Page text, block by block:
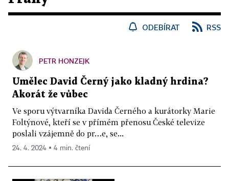
ODEBÍRAT RSS
PETR HONZEJK
Umělec David Černý jako kladný hrdina?
Akorát že vůbec
Ve sporu výtvarníka Davida Černého a kurátorky Marie
Foltýnové, kteří se v přímém přenosu České televize
poslali vzájemně do pr…e, se...
24. 4. 2024 ▪ 4 min. čtení